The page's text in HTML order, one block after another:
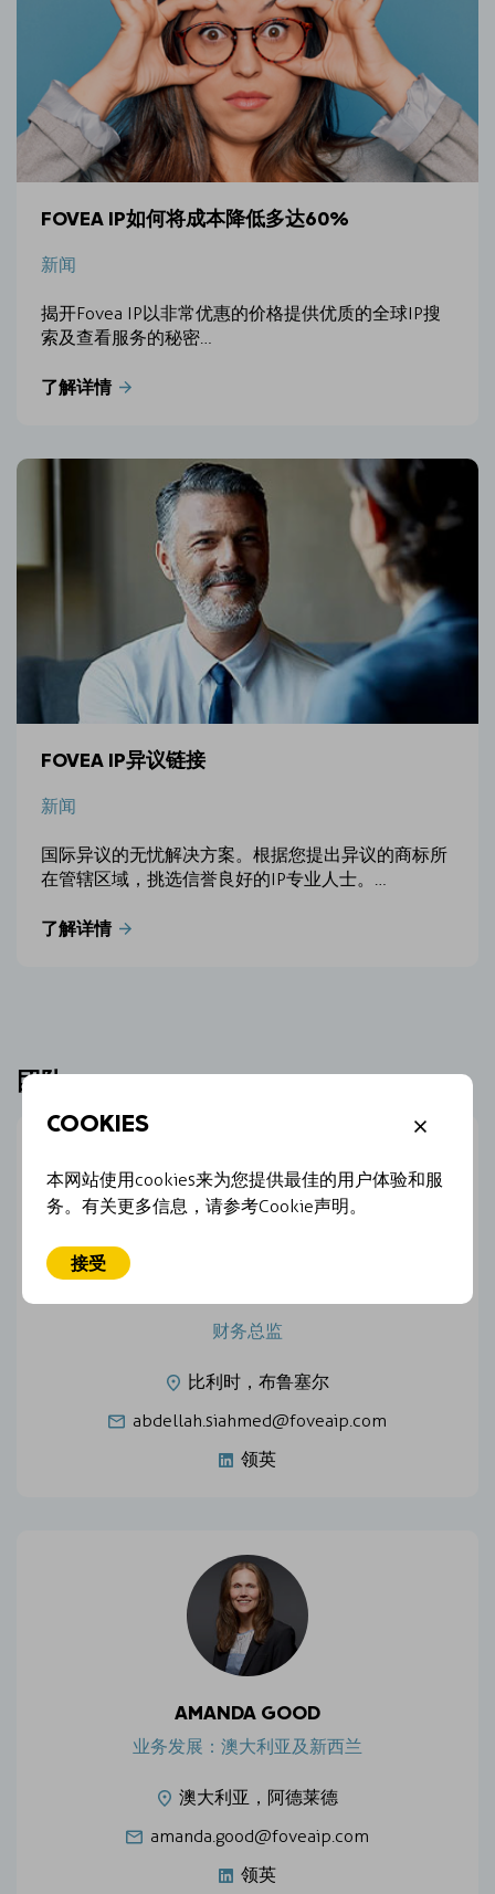
FOVEA IP如何将成本降低多达60%
新闻
揭开Fovea IP以非常优惠的价格提供优质的全球IP搜
索及查看服务的秘密…
了解详情
FOVEA IP异议链接
新闻
国际异议的无忧解决方案。根据您提出异议的商标所
在管辖区域，挑选信誉良好的IP专业人士。…
了解详情
团队
财务总监
比利时，布鲁塞尔
abdellah.siahmed@foveaip.com
领英
AMANDA GOOD
业务发展：澳大利亚及新西兰
澳大利亚，阿德莱德
amanda.good@foveaip.com
领英
COOKIES
本网站使用cookies来为您提供最佳的用户体验和服
务。有关更多信息，请参考Cookie声明。
接受